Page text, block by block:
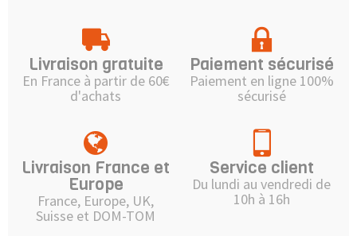
Livraison gratuite
En France à partir de 60€
d'achats
Paiement sécurisé
Paiement en ligne 100%
sécurisé
Livraison France et
Europe
France, Europe, UK,
Suisse et DOM-TOM
Service client
Du lundi au vendredi de
10h à 16h